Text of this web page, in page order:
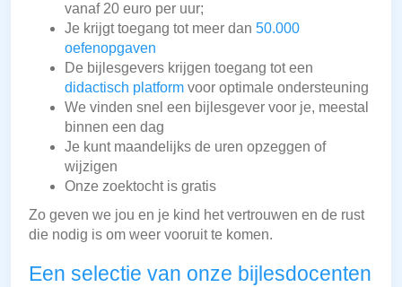
vanaf 20 euro per uur;
Je krijgt toegang tot meer dan 50.000
oefenopgaven
De bijlesgevers krijgen toegang tot een
didactisch platform voor optimale ondersteuning
We vinden snel een bijlesgever voor je, meestal
binnen een dag
Je kunt maandelijks de uren opzeggen of
wijzigen
Onze zoektocht is gratis
Zo geven we jou en je kind het vertrouwen en de rust
die nodig is om weer vooruit te komen.
Een selectie van onze bijlesdocenten